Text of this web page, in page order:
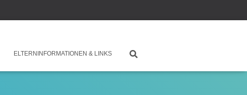
ELTERNINFORMATIONEN & LINKS